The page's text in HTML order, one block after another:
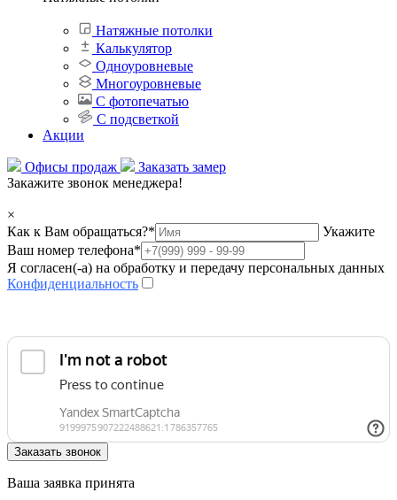
Натяжные потолки
Калькулятор
Одноуровневые
Многоуровневые
С фотопечатью
С подсветкой
Акции
Офисы продаж
Заказать замер
Закажите звонок менеджера!
×
Как к Вам обращаться?*
Укажите
Ваш номер телефона*
Я согласен(-а) на обработку и передачу персональных данных
Конфиденциальность
Ваша заявка принята